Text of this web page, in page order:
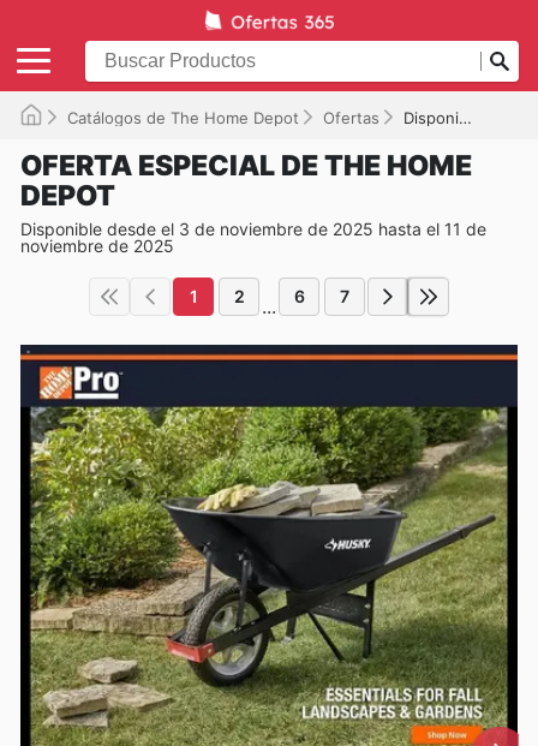
Catálogos de The Home Depot Ofertas Disponible hasta el 11/11/2025
OFERTA ESPECIAL DE THE HOME
DEPOT
Disponible desde el 3 de noviembre de 2025 hasta el 11 de
noviembre de 2025
1 2 ... 6 7